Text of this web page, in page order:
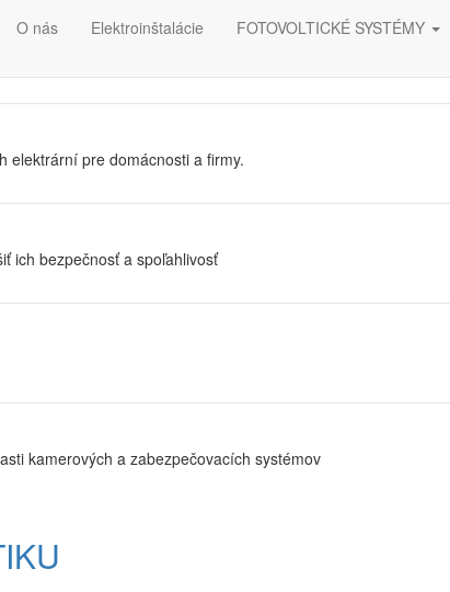
O nás Elektroinštalácie
FOTOVOLTICKÉ SYSTÉMY
elektrární pre domácnosti a firmy.
ich bezpečnosť a spoľahlivosť
kamerových a zabezpečovacích systémov